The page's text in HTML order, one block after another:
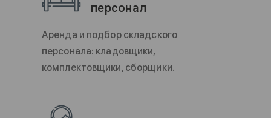
персонал
Аренда и подбор складского
персонала: кладовщики,
комплектовщики, сборщики.